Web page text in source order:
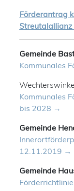
Förderantrag
Streutalallianz
Gemeinde
Kommunales
Kommunales
bis 2028
Gemeinde
12.11.2019
Gemeinde